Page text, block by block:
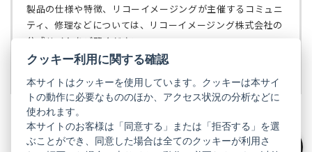
く）
ブ
で
開
製品の仕様や特徴、リコーイメージングが主催するコミュニ
ティ、修理などについては、リコーイメージング株式会社の
公式サイトをご覧ください。
リコーイメージング株式会社の公式サイト
（新
し
い
タ
ブ
で
開
PENTAX
クッキー利用に関する確認
本サイトはクッキーを使用しています。クッキーは本サイ
トの動作に必要なもののほか、アクセス状況の分析などに
使われます。
本サイトのお客様は「同意する」または「拒否する」を選
ぶことができ、同意した場合は全てのクッキーが利用さ